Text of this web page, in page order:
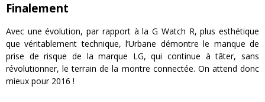
Finalement
Avec une évolution, par rapport à la G Watch R, plus esthétique
que véritablement technique, l’Urbane démontre le manque de
prise de risque de la marque LG, qui continue à tâter, sans
révolutionner, le terrain de la montre connectée. On attend donc
mieux pour 2016 !